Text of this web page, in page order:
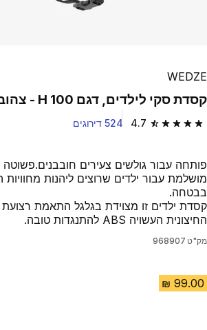
WEDZE
קסדת סקי לילדים, דגם H 100 - צהוב
4.7 4.7 out of 5 stars from 524 reviews 524 דירוגים
פותחה עבור גולשים צעירים
מושלמת עבור ילדים שרוצים ליהנות
בבטחה.
קסדת ילדים זו מצוידת בגלגל התאמת
החיצונית העשויה ABS להתנגדות טובה.
מק"ט 968907